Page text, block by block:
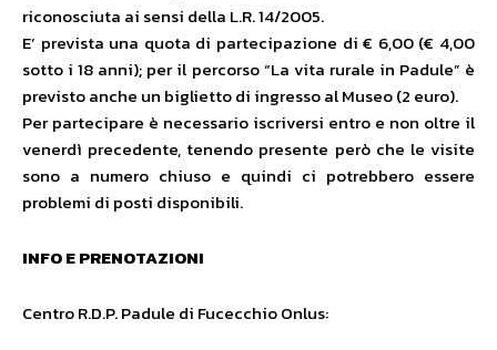
riconosciuta ai sensi della L.R. 14/2005.
E’ prevista una quota di partecipazione di € 6,00 (€ 4,00
sotto i 18 anni); per il percorso “La vita rurale in Padule” è
previsto anche un biglietto di ingresso al Museo (2 euro).
Per partecipare è necessario iscriversi entro e non oltre il
venerdì precedente, tenendo presente però che le visite
sono a numero chiuso e quindi ci potrebbero essere
problemi di posti disponibili.
INFO E PRENOTAZIONI
Centro R.D.P. Padule di Fucecchio Onlus: